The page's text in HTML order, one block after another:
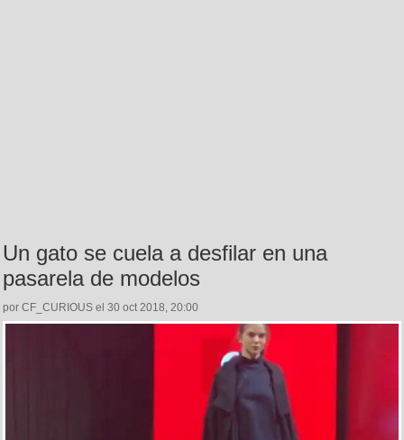
Un gato se cuela a desfilar en una
pasarela de modelos
por CF_CURIOUS el 30 oct 2018, 20:00